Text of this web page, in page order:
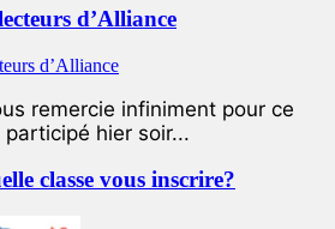
d’Alliance
remercie infiniment pour ce
participé hier soir...
classe vous inscrire?